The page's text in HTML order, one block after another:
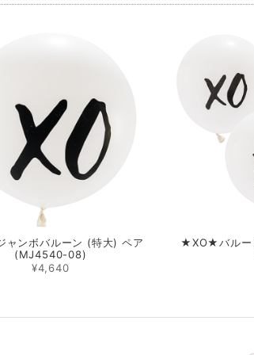
ンボバルーン (特大) ペア
(MJ4540-08)
¥4,640
★XO★バル